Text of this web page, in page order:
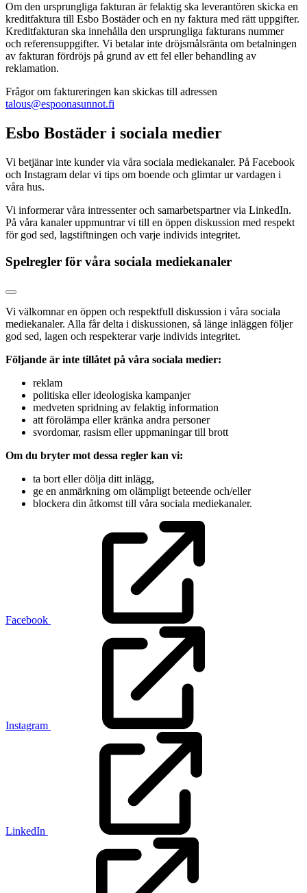
Om den ursprungliga fakturan är felaktig ska leverantören skicka en
kreditfaktura till Esbo Bostäder och en ny faktura med rätt uppgifter.
Kreditfakturan ska innehålla den ursprungliga fakturans nummer
och referensuppgifter. Vi betalar inte dröjsmålsränta om betalningen
av fakturan fördröjs på grund av ett fel eller behandling av
reklamation.
Frågor om faktureringen kan skickas till adressen
talous@espoonasunnot.fi
Esbo Bostäder i sociala medier
Vi betjänar inte kunder via våra sociala mediekanaler. På Facebook
och Instagram delar vi tips om boende och glimtar ur vardagen i
våra hus.
Vi informerar våra intressenter och samarbetspartner via LinkedIn.
På våra kanaler uppmuntrar vi till en öppen diskussion med respekt
för god sed, lagstiftningen och varje individs integritet.
Spelregler för våra sociala mediekanaler
Vi välkomnar en öppen och respektfull diskussion i våra sociala
mediekanaler. Alla får delta i diskussionen, så länge inläggen följer
god sed, lagen och respekterar varje individs integritet.
Följande är inte tillåtet på våra sociala medier:
reklam
politiska eller ideologiska kampanjer
medveten spridning av felaktig information
att förolämpa eller kränka andra personer
svordomar, rasism eller uppmaningar till brott
Om du bryter mot dessa regler kan vi:
ta bort eller dölja ditt inlägg,
ge en anmärkning om olämpligt beteende och/eller
blockera din åtkomst till våra sociala mediekanaler.
Facebook
Instagram
LinkedIn